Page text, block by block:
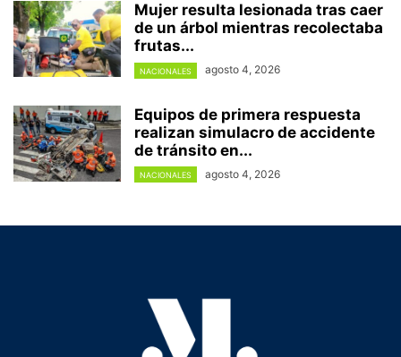
Mujer resulta lesionada tras caer
de un árbol mientras recolectaba
frutas...
NACIONALES agosto 4, 2026
Equipos de primera respuesta
realizan simulacro de accidente
de tránsito en...
NACIONALES agosto 4, 2026